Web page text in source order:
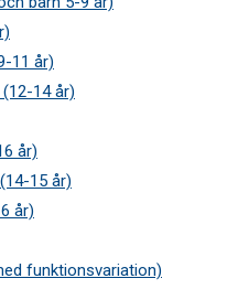
11 år)
14 år)
år)
15 år)
år)
funktionsvariation)